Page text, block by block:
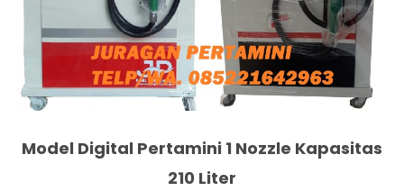
Model Digital Pertamini 1 Nozzle Kapasitas
210 Liter